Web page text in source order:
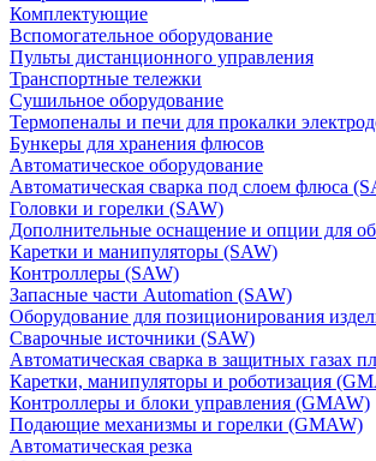
Комплектующие
Вспомогательное оборудование
Пульты дистанционного управления
Транспортные тележки
Сушильное оборудование
Термопеналы и печи для прокалки
Бункеры для хранения флюсов
Автоматическое оборудование
Автоматическая сварка под слоем флюса
Головки и горелки (SAW)
Дополнительные оснащение и опции для
Каретки и манипуляторы (SAW)
Контроллеры (SAW)
Запасные части Automation (SAW)
Оборудование для позиционирования
Сварочные источники (SAW)
Автоматическая сварка в защитных газах
Каретки, манипуляторы и роботизация
Контроллеры и блоки управления (GMAW)
Подающие механизмы и горелки (GMAW)
Автоматическая резка